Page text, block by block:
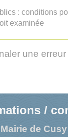
: conditions
examinée
une
/
Mairie de Cusy